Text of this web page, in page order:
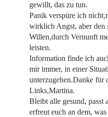
gewillt, das zu tun.
Panik verspüre ich
wirklich Angst, aber den
Willen,durch Vernunft
leisten.
Information finde ich
mir immer, in einer
unterzugehen.Danke für
Links,Martina.
Bleibt alle gesund, passt
erfreut euch an dem,